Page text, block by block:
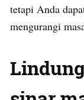
tetapi Anda
mengurangi